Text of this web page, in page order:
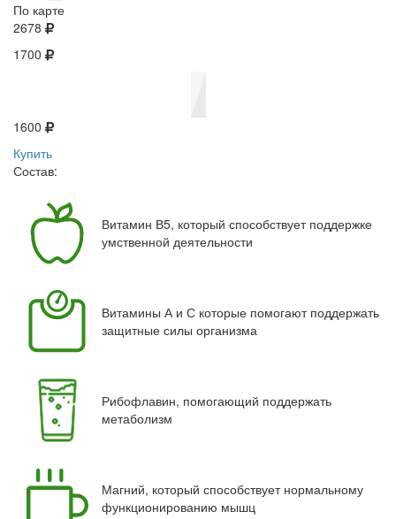
По карте
2678
1700
1600
Купить
Состав:
Витамин В5, который способствует поддержке
умственной деятельности
Витамины А и С которые помогают поддержать
защитные силы организма
Рибофлавин, помогающий поддержать
метаболизм
Магний, который способствует нормальному
функционированию мышц